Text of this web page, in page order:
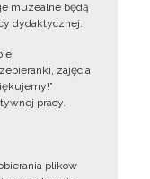
muzealne będą
dydaktycznej.
zajęcia
pracy.
plików